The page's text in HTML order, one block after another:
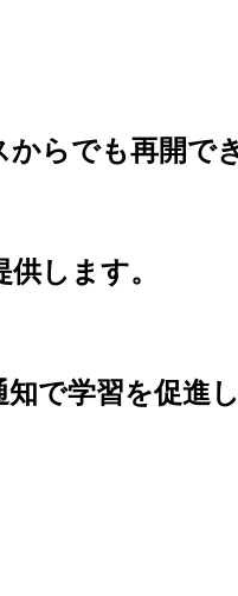
らでも再開で
します。
で学習を促進し